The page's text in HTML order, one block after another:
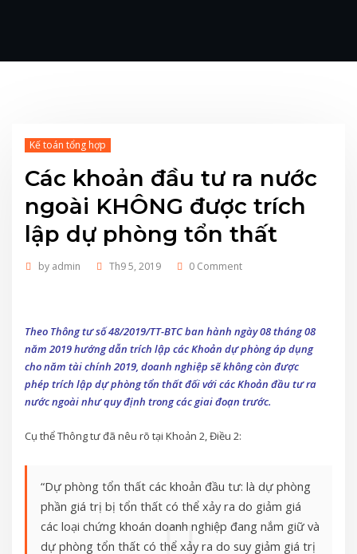
Kế toán tổng hợp
Các khoản đầu tư ra nước
ngoài KHÔNG được trích
lập dự phòng tổn thất
by admin Th9 5, 2019 0 Comment
Theo Thông tư số 48/2019/TT-BTC ban hành ngày 08 tháng 08
năm 2019 hướng dẫn trích lập các Khoản dự phòng áp dụng
cho năm tài chính 2019, doanh nghiệp sẽ không còn được
phép trích lập dự phòng tổn thất đối với các Khoản đầu tư ra
nước ngoài như quy định trong các giai đoạn trước.
Cụ thể Thông tư đã nêu rõ tại Khoản 2, Điều 2:
“Dự phòng tổn thất các khoản đầu tư: là dự phòng
phần giá trị bị tổn thất có thể xảy ra do giảm giá
các loại chứng khoán doanh nghiệp đang nắm giữ và
dự phòng tổn thất có thể xảy ra do suy giảm giá trị